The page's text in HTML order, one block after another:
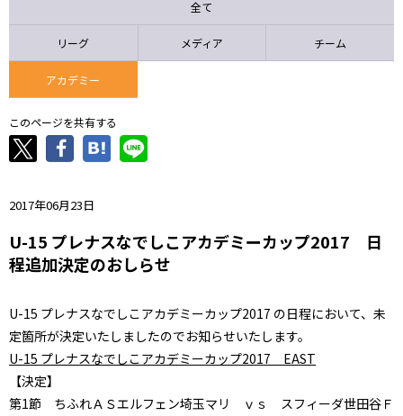
全て
リーグ メディア チーム
アカデミー
このページを共有する
2017年06月23日
U-15 プレナスなでしこアカデミーカップ2017 日
程追加決定のおしらせ
U-15 プレナスなでしこアカデミーカップ2017 の日程において、未
定箇所が決定いたしましたのでお知らせいたします。
U-15 プレナスなでしこアカデミーカップ2017 EAST
【決定】
第1節 ちふれＡＳエルフェン埼玉マリ ｖｓ スフィーダ世田谷Ｆ